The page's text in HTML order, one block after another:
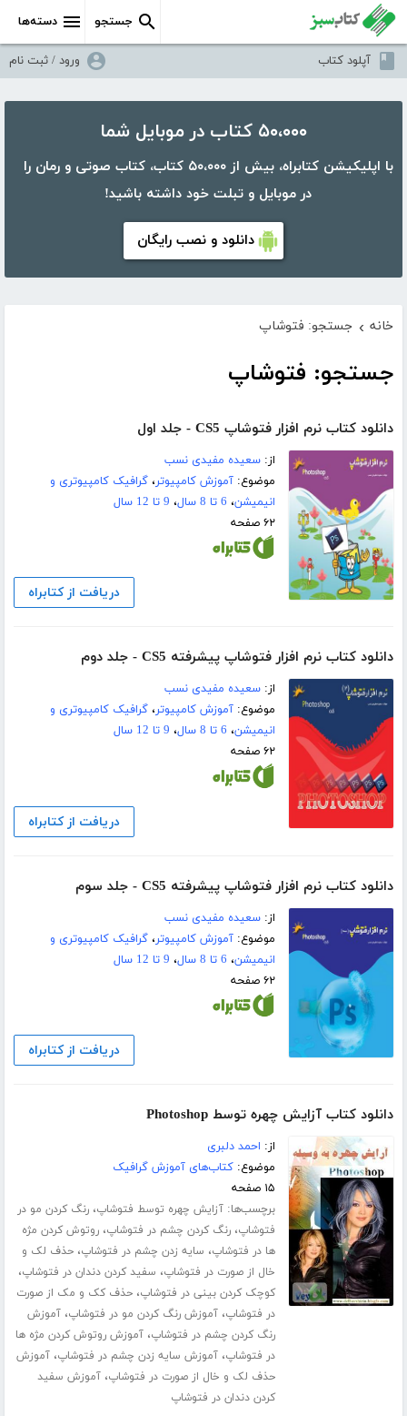
دسته‌ها جستجو
آپلود کتاب ورود / ثبت نام
۵۰،۰۰۰ کتاب در موبایل شما
با اپلیکیشن کتابراه، بیش از ۵۰،۰۰۰ کتاب، کتاب صوتی و رمان را
در موبایل و تبلت خود داشته باشید!
دانلود و نصب رایگان
خانه › جستجو: فتوشاپ
جستجو: فتوشاپ
دانلود کتاب نرم افزار فتوشاپ CS5 - جلد اول
از:سعیده مفیدی نسب
موضوع:آموزش کامپیوتر،گرافیک کامپیوتری و
انیمیشن، 6 تا 8 سال ، 9 تا 12 سال
۶۲ صفحه
دریافت از کتابراه
دانلود کتاب نرم افزار فتوشاپ پیشرفته CS5 - جلد دوم
از:سعیده مفیدی نسب
موضوع:آموزش کامپیوتر،گرافیک کامپیوتری و
انیمیشن، 6 تا 8 سال ، 9 تا 12 سال
۶۲ صفحه
دریافت از کتابراه
دانلود کتاب نرم افزار فتوشاپ پیشرفته CS5 - جلد سوم
از:سعیده مفیدی نسب
موضوع:آموزش کامپیوتر،گرافیک کامپیوتری و
انیمیشن، 6 تا 8 سال ، 9 تا 12 سال
۶۲ صفحه
دریافت از کتابراه
دانلود کتاب آزایش چهره توسط Photoshop
از: احمد دلبری
موضوع:کتاب‌های آموزش گرافیک
۱۵ صفحه
برچسب‌ها:آزایش چهره توسط فتوشاپ،رنگ کردن مو در
فتوشاپ،رنگ کردن چشم در فتوشاپ،روتوش کردن مژه
ها در فتوشاپ، سایه زدن چشم در فتوشاپ،حذف لک و
خال از صورت در فتوشاپ، سفید کردن دندان در فتوشاپ،
کوچک کردن بینی در فتوشاپ،حذف کک و مک از صورت
در فتوشاپ،آموزش رنگ کردن مو در فتوشاپ،آموزش
رنگ کردن چشم در فتوشاپ،آموزش روتوش کردن مژه ها
در فتوشاپ،آموزش سایه زدن چشم در فتوشاپ،آموزش
حذف لک و خال از صورت در فتوشاپ،آموزش سفید
کردن دندان در فتوشاپ